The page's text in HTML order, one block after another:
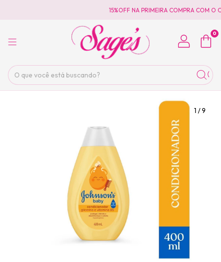
15%OFF NA PRIMEIRA COMPRA COM O
0
1 /9